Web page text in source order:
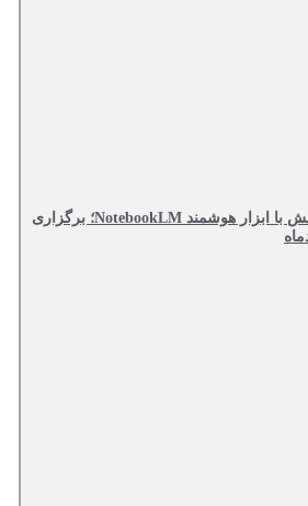
تحولی در آموزش و پژوهش با ابزار هوشمند NotebookLM؛ برگزاری